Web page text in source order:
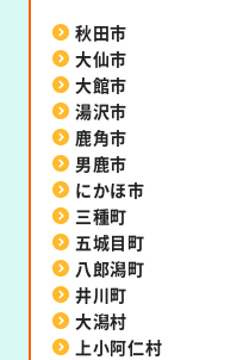
秋田市
大仙市
大館市
湯沢市
鹿角市
男鹿市
にかほ市
三種町
五城目町
八郎潟町
井川町
大潟村
上小阿仁村